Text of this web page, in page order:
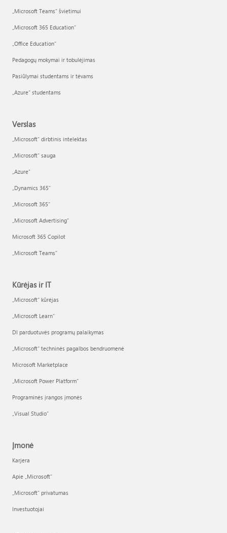
„Microsoft Teams“ švietimui
„Microsoft 365 Education“
„Office Education“
Pedagogų mokymai ir tobulėjimas
Pasiūlymai studentams ir tėvams
„Azure“ studentams
Verslas
„Microsoft“ dirbtinis intelektas
„Microsoft“ sauga
„Azure”
„Dynamics 365“
„Microsoft 365“
„Microsoft Advertising“
Microsoft 365 Copilot
„Microsoft Teams“
Kūrėjas ir IT
„Microsoft“ kūrėjas
„Microsoft Learn“
DI parduotuvės programų palaikymas
„Microsoft“ techninės pagalbos bendruomenė
Microsoft Marketplace
„Microsoft Power Platform“
Programinės įrangos įmonės
„Visual Studio“
Įmonė
Karjera
Apie „Microsoft“
„Microsoft“ privatumas
Investuotojai